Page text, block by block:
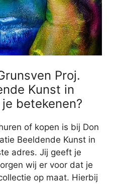
Proj.
Kunst in
betekenen?
of kopen is bij Don
Beeldende Kunst in
adres. Jij geeft je
wij er voor dat je
op maat. Hierbij